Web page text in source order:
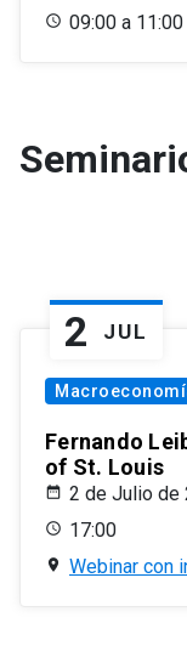
09:00 a
2 JUL
Fernando
of St. Louis
2 de Julio de
17:00
Webinar con